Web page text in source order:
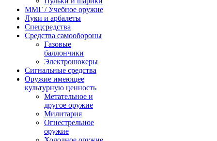
ММГ / Учебное оружие
Луки и арбалеты
Спецсредства
Средства самообороны
Газовые
баллончики
Электрошокеры
Сигнальные средства
Оружие имеющее
культурную ценность
Метательное и
другое оружие
Милитария
Огнестрельное
оружие